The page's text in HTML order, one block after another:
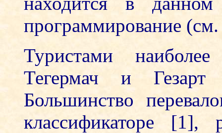
программирование (см.
Туристами
Тегермач и
Большинство
классификаторе